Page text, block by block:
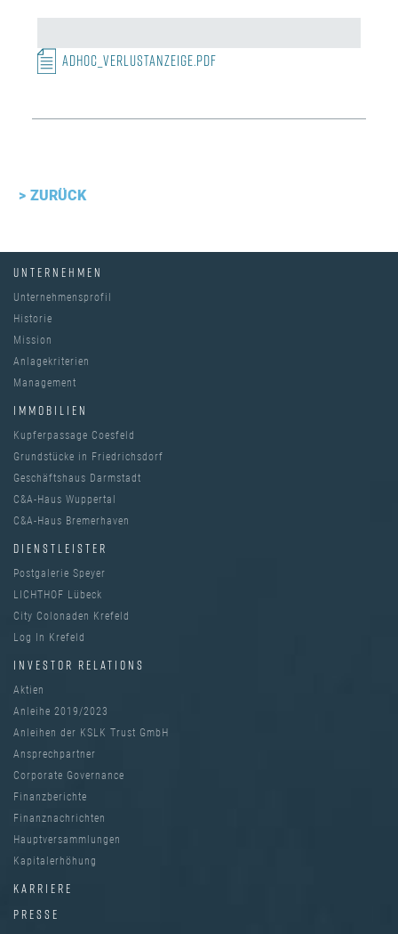
Adhoc_Verlustanzeige.pdf
ZURÜCK
UNTERNEHMEN
Unternehmensprofil
Historie
Mission
Anlagekriterien
Management
IMMOBILIEN
Kupferpassage Coesfeld
Grundstücke in Friedrichsdorf
Geschäftshaus Darmstadt
C&A-Haus Wuppertal
C&A-Haus Bremerhaven
DIENSTLEISTER
Postgalerie Speyer
LICHTHOF Lübeck
City Colonaden Krefeld
Log In Krefeld
INVESTOR RELATIONS
Aktien
Anleihe 2019/2023
Anleihen der KSLK Trust GmbH
Ansprechpartner
Corporate Governance
Finanzberichte
Finanznachrichten
Hauptversammlungen
Kapitalerhöhung
KARRIERE
PRESSE